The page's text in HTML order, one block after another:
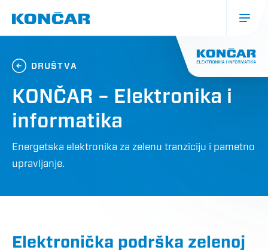
sadržaj
navigacija
(mobile)
DRUŠTVA
KONČAR – Elektronika i
informatika
Energetska elektronika za zelenu tranziciju i pametno
upravljanje.
Elektronička podrška zelenoj